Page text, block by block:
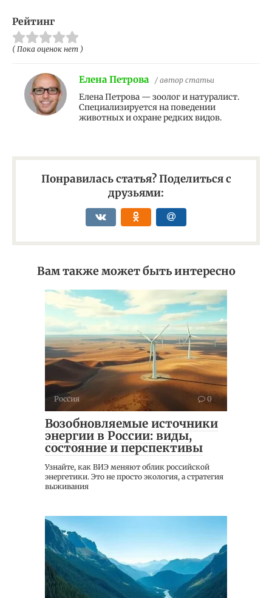
Рейтинг
( Пока оценок нет )
Елена Петрова / автор статьи
Елена Петрова — зоолог и натуралист.
Специализируется на поведении
животных и охране редких видов.
Понравилась статья? Поделиться с
друзьями:
Вам также может быть интересно
Россия 0
Возобновляемые источники
энергии в России: виды,
состояние и перспективы
Узнайте, как ВИЭ меняют облик российской
энергетики. Это не просто экология, а стратегия
выживания